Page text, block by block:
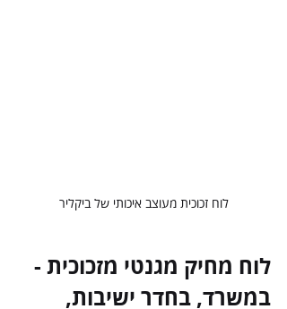
לוח זכוכית מעוצב איכותי של ביקליר
לוח מחיק מגנטי מזכוכית -
במשרד, בחדר ישיבות,